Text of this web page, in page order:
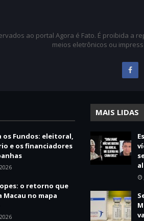
ao portal Agora é Fato. É proibida a
meios eletrônicos ou
os Fundos: eleitoral,
e os financiadores
o retorno que
Macau no mapa
MAIS LIDAS